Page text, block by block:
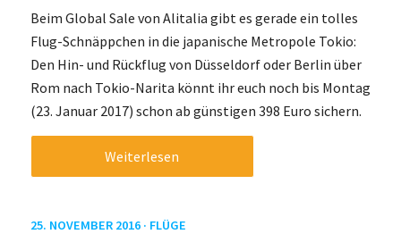
Beim Global Sale von Alitalia gibt es gerade ein tolles
Flug-Schnäppchen in die japanische Metropole Tokio:
Den Hin- und Rückflug von Düsseldorf oder Berlin über
Rom nach Tokio-Narita könnt ihr euch noch bis Montag
(23. Januar 2017) schon ab günstigen 398 Euro sichern.
Weiterlesen
25. NOVEMBER 2016 · FLÜGE